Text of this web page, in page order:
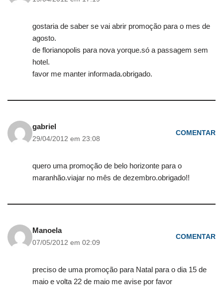
gostaria de saber se vai abrir promoção para o mes de
agosto.
de florianopolis para nova yorque.só a passagem sem
hotel.
favor me manter informada.obrigado.
gabriel
29/04/2012 em 23:08
COMENTAR
quero uma promoção de belo horizonte para o
maranhão.viajar no mês de dezembro.obrigado!!
Manoela
07/05/2012 em 02:09
COMENTAR
preciso de uma promoção para Natal para o dia 15 de
maio e volta 22 de maio me avise por favor